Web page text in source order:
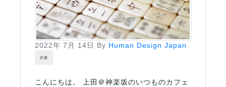
2022年 7月 14日 By Human Design Japan
読書
こんにちは。 上田＠神楽坂のいつものカフェ